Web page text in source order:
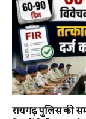
रायगढ़ पुलिस की